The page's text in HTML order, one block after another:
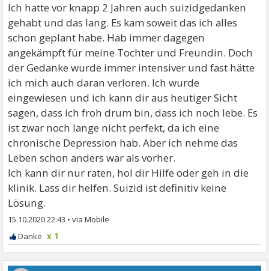
Ich hatte vor knapp 2 Jahren auch suizidgedanken
gehabt und das lang. Es kam soweit das ich alles
schon geplant habe. Hab immer dagegen
angekämpft für meine Tochter und Freundin. Doch
der Gedanke wurde immer intensiver und fast hätte
ich mich auch daran verloren. Ich wurde
eingewiesen und ich kann dir aus heutiger Sicht
sagen, dass ich froh drum bin, dass ich noch lebe. Es
ist zwar noch lange nicht perfekt, da ich eine
chronische Depression hab. Aber ich nehme das
Leben schon anders war als vorher.
Ich kann dir nur raten, hol dir Hilfe oder geh in die
klinik. Lass dir helfen. Suizid ist definitiv keine
Lösung.
15.10.2020 22:43 •
x 1